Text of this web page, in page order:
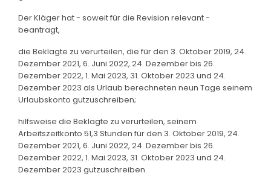
Der Kläger hat - soweit für die Revision relevant -
beantragt,
die Beklagte zu verurteilen, die für den 3. Oktober 2019, 24.
Dezember 2021, 6. Juni 2022, 24. Dezember bis 26.
Dezember 2022, 1. Mai 2023, 31. Oktober 2023 und 24.
Dezember 2023 als Urlaub berechneten neun Tage seinem
Urlaubskonto gutzuschreiben;
hilfsweise die Beklagte zu verurteilen, seinem
Arbeitszeitkonto 51,3 Stunden für den 3. Oktober 2019, 24.
Dezember 2021, 6. Juni 2022, 24. Dezember bis 26.
Dezember 2022, 1. Mai 2023, 31. Oktober 2023 und 24.
Dezember 2023 gutzuschreiben.